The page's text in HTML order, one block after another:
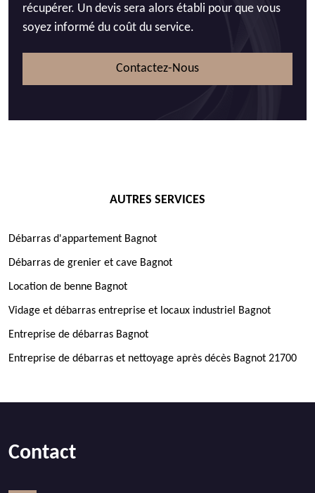
récupérer. Un devis sera alors établi pour que vous
soyez informé du coût du service.
Contactez-Nous
AUTRES SERVICES
Débarras d'appartement Bagnot
Débarras de grenier et cave Bagnot
Location de benne Bagnot
Vidage et débarras entreprise et locaux industriel Bagnot
Entreprise de débarras Bagnot
Entreprise de débarras et nettoyage après décès Bagnot 21700
Contact